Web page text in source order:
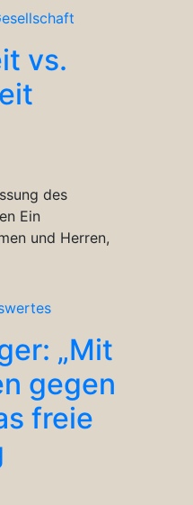
vs.
des
Ein
und Herren,
„Mit
gegen
freie